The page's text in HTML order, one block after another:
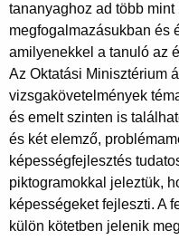
tananyaghoz ad több
megfogalmazásukban és
amilyenekkel a tanuló az
Az Oktatási Minisztérium
vizsgakövetelmények
és emelt szinten is
és két elemző,
képességfejlesztés
piktogramokkal jeleztük,
képességeket fejleszti. A
külön kötetben jelenik